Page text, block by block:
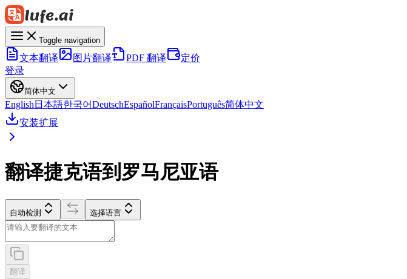
Toggle navigation
文本翻译 图片翻译 PDF 翻译
定价
登录
简体中文
English 日本語한국어DeutschEspañolFrançaisPortuguês简体中文
安装扩展
翻译捷克语到罗马尼亚语
自动检测 选择语言
翻译